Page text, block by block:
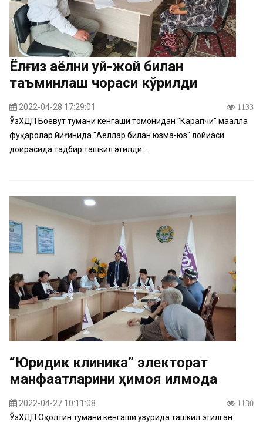
Ёлғиз аёлни уй-жой билан
таъминлаш чораси кўрилди
2022-04-28 17:29:01 1133
ЎзХДП Боёвут тумани кенгаши томонидан "Карапчи" маҳалла
фуқаролар йиғинида "Аёллар билан юзма-юз" лойиҳаси
доирасида тадбир ташкил этилди...
“Юридик клиника” электорат
манфаатларини ҳимоя қилмоқда
2022-04-27 10:11:08 1130
ЎзХДП Оқолтин тумани кенгаши ҳузурида ташкил этилган